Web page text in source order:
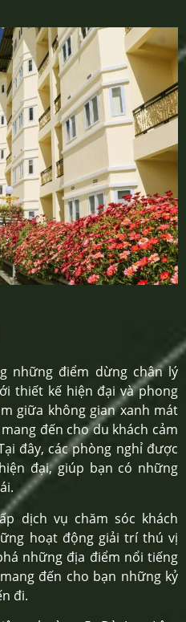
những điểm dừng chân lý
thiết kế hiện đại và phong
giữa không gian xanh mát
đến cho du khách cảm
đây, các phòng nghỉ được
đại, giúp bạn có những
dịch vụ chăm sóc khách
hoạt động giải trí thú vị
những địa điểm nổi tiếng
đến cho bạn những kỷ
đi.